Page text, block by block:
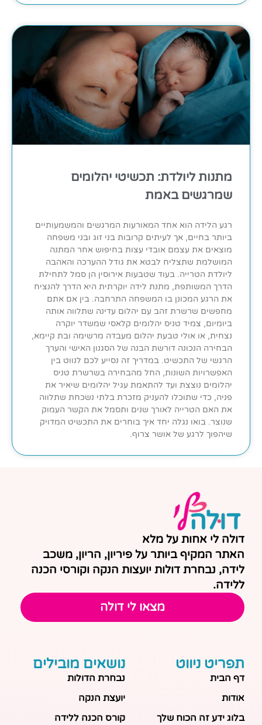
מתנות ליולדת: תכשיטי יהלומים
שמרגשים באמת
רגע הלידה הוא אחד המאורעות המרגשים והמשמעותיים
ביותר בחיים, אך לעיתים קרובות בני זוג ובני משפחה
מוצאים את עצמם אובדי עצות בחיפוש אחר המתנה
המושלמת שתצליח לבטא את גודל ההערכה והאהבה
ליולדת הטרייה. בעוד שטבעות אירוסין הן סמל לתחילת
הדרך המשותפת, מתנת לידה יוקרתית היא הדרך להנציח
את הרגע המכונן בו המשפחה התרחבה. בין אם אתם
מחפשים שרשרת זהב עם יהלום עדינה שתלווה אותה
ביומיום, צמיד טניס יהלומים קלאסי שמשדר יוקרה
נצחית, או אולי טבעת יהלום מעבדה מרשימה ובת קיימא,
הבחירה הנכונה דורשת הבנה של הסגנון האישי והערך
הרגשי של התכשיט. במדריך זה נסייע לכם לנווט בין
האפשרויות השונות, החל מהבחירה בשרשרת טניס
יהלומים נוצצת ועד להתאמת עגיל יהלומים שיאיר את
פניה, כדי שתוכלו להעניק מזכרת בלתי נשכחת שתלווה
את האם הטרייה לאורך שנים ותסמל את הקשר העמוק
שנוצר. בואו נגלה יחד איך בוחרים את התכשיט המדויק
שיהפוך לרגע של אושר צרוף.
דולה לי אחות על מלא
האתר המקיף ביותר על פיריון, הריון, משכב
לידה, נבחרת דולות יועצות הנקה וקורסי הכנה
ללידה.
מצאו לי דולה
תפריט ניווט
דף הבית
אודות
בלוג ידע זה הכוח שלך
נושאים מובילים
נבחרת הדולות
יועצת הנקה
קורס הכנה ללידה